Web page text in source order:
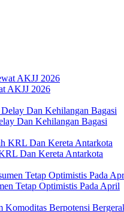
AKJJ 2026
Dan Kehilangan Bagasi
Dan Kereta Antarkota
Tetap Optimistis Pada April